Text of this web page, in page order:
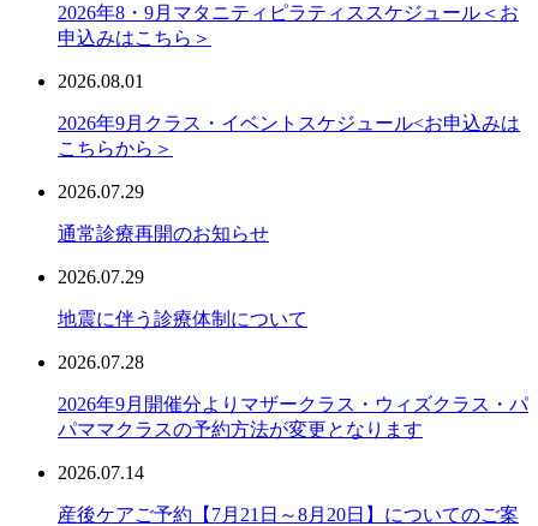
2026年8・9月マタニティピラティススケジュール＜お
申込みはこちら＞
2026.08.01
2026年9月クラス・イベントスケジュール<お申込みは
こちらから＞
2026.07.29
通常診療再開のお知らせ
2026.07.29
地震に伴う診療体制について
2026.07.28
2026年9月開催分よりマザークラス・ウィズクラス・パ
パママクラスの予約方法が変更となります
2026.07.14
産後ケアご予約【7月21日～8月20日】についてのご案